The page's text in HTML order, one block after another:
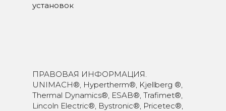
установок
ПРАВОВАЯ ИНФОРМАЦИЯ.
UNIMACH®, Hypertherm®, Kjellberg ®,
Thermal Dynamics®, ESAB®, Trafimet®,
Lincoln Electric®, Bystronic®, Pricetec®,